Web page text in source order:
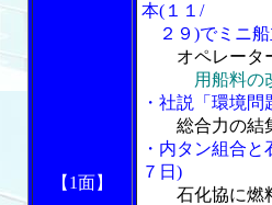
【1面】
本(１１/
２９)でミニ船
オペレータ
用船料の
・社説「環境
総合力の結
・内タン組合
７日)
石化協に燃